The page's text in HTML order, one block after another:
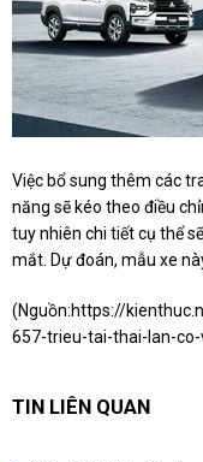
Việc bổ sung thêm các
năng sẽ kéo theo điều
tuy nhiên chi tiết cụ thể
mắt. Dự đoán, mẫu xe
(Nguồn:https://
657-trieu-tai-thai-lan-
TIN LIÊN QUAN